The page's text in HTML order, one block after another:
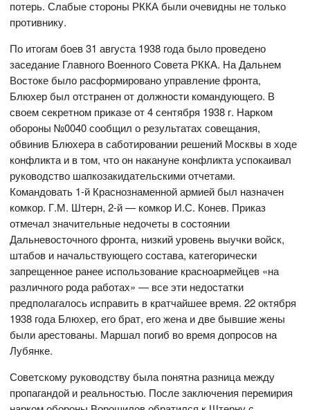
потерь. Слабые стороны РККА были очевидны не только
противнику.
По итогам боев 31 августа 1938 года было проведено
заседание Главного Военного Совета РККА. На Дальнем
Востоке было расформировано управление фронта,
Блюхер был отстранен от должности командующего. В
своем секретном приказе от 4 сентября 1938 г. Нарком
обороны №0040 сообщил о результатах совещания,
обвинив Блюхера в саботировании решений Москвы в ходе
конфликта и в том, что он накануне конфликта успокаивал
руководство шапкозакидательскими отчетами.
Командовать 1-й Краснознаменной армией был назначен
комкор. Г.М. Штерн, 2-й — комкор И.С. Конев. Приказ
отмечал значительные недочеты в состоянии
Дальневосточного фронта, низкий уровень выучки войск,
штабов и начальствующего состава, категорически
запрещенное ранее использование красноармейцев «на
различного рода работах» — все эти недостатки
предполагалось исправить в кратчайшее время. 22 октября
1938 года Блюхер, его брат, его жена и две бывшие жены
были арестованы. Маршал погиб во время допросов на
Лубянке.
Советскому руководству была понятна разница между
пропагандой и реальностью. После заключения перемирия